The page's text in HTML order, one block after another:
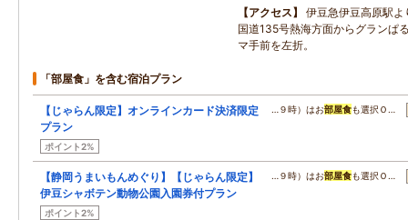
アクセス
伊豆急伊豆高原駅
国道135号熱海方面からグランぱ
マ手前を左折。
「部屋食」を含む宿泊プラン
【じゃらん限定】オンラインカード決済限定
プラン
ポイント2%
…９時）はお部屋食も選択Ｏ…
【静岡うまいもんめぐり】【じゃらん限定】
伊豆シャボテン動物公園入園券付プラン
ポイント2%
…９時）はお部屋食も選択Ｏ…